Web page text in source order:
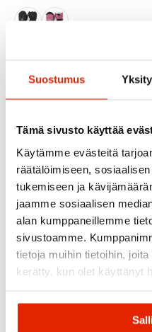
Suostumus
Tämä sivusto käyttää
Käytämme evästeitä
räätälöimiseen,
tukemiseen ja
jaamme sosiaalisen
alan kumppaneillemme
sivustoamme.
tietoja muihin tietoihin,
kerätty, kun olet käyttänyt
69,90€
Alkuperäinen
oli:
69,90 €.
59,00€
Nykyinen
on:
59,00 €.
Lasten Rukkanen